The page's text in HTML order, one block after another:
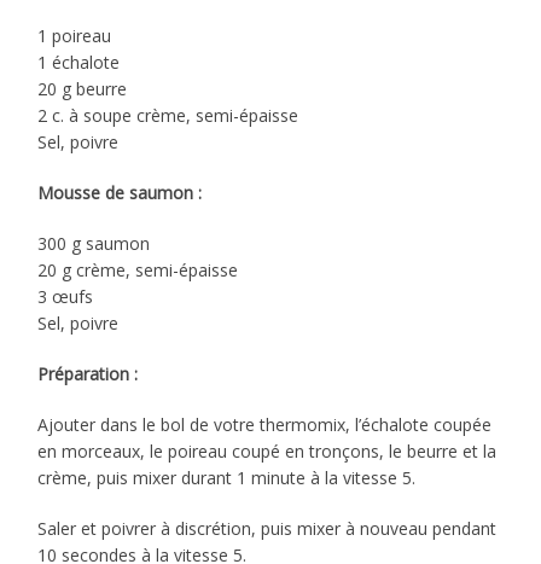
1 poireau
1 échalote
20 g beurre
2 c. à soupe crème, semi-épaisse
Sel, poivre
Mousse de saumon :
300 g saumon
20 g crème, semi-épaisse
3 œufs
Sel, poivre
Préparation :
Ajouter dans le bol de votre thermomix, l’échalote coupée
en morceaux, le poireau coupé en tronçons, le beurre et la
crème, puis mixer durant 1 minute à la vitesse 5.
Saler et poivrer à discrétion, puis mixer à nouveau pendant
10 secondes à la vitesse 5.